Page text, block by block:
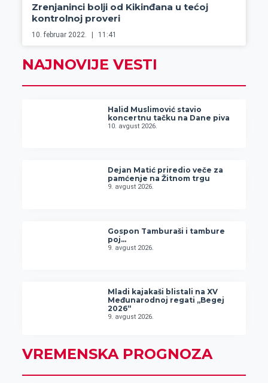
Zrenjaninci bolji od Kikinđana u tećoj
kontrolnoj proveri
10. februar 2022. 11:41
NAJNOVIJE VESTI
Halid Muslimović stavio
koncertnu tačku na Dane piva
10. avgust 2026.
Dejan Matić priredio veče za
pamćenje na Žitnom trgu
9. avgust 2026.
Gospon Tamburaši i tambure
poj…
9. avgust 2026.
Mladi kajakaši blistali na XV
Međunarodnoj regati „Begej
2026“
9. avgust 2026.
VREMENSKA PROGNOZA